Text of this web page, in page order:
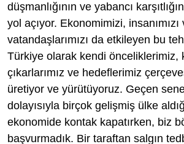
düşmanlığının ve yabancı
yol açıyor. Ekonomimizi, insanımızı
vatandaşlarımızı da etkileyen bu
Türkiye olarak kendi önceliklerimiz,
çıkarlarımız ve hedeflerimiz
üretiyor ve yürütüyoruz. Geçen
dolayısıyla birçok gelişmiş ülke
ekonomide kontak kapatırken, biz
başvurmadık. Bir taraftan salgın